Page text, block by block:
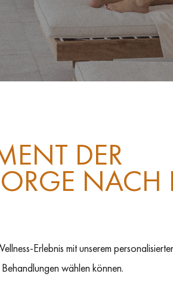
DER
NACH
Erlebnis mit unserem
wählen können.